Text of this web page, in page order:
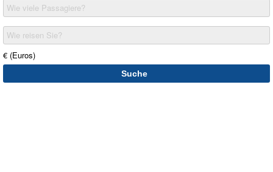
Wie viele Passagiere?
Wie reisen Sie?
€ (Euros)
Suche